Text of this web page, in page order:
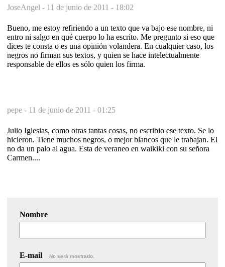
JoseAngel - 11 de junio de 2011 - 18:02
Bueno, me estoy refiriendo a un texto que va bajo ese nombre, ni
entro ni salgo en qué cuerpo lo ha escrito. Me pregunto si eso que
dices te consta o es una opinión volandera. En cualquier caso, los
negros no firman sus textos, y quien se hace intelectualmente
responsable de ellos es sólo quien los firma.
pepe - 11 de junio de 2011 - 01:25
Julio Iglesias, como otras tantas cosas, no escribio ese texto. Se lo
hicieron. Tiene muchos negros, o mejor blancos que le trabajan. El
no da un palo al agua. Esta de veraneo en waikiki con su señora
Carmen....
Nombre
E-mail No será mostrado.